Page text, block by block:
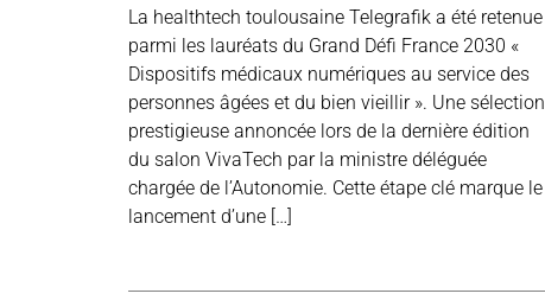
La healthtech toulousaine Telegrafik a été retenue
parmi les lauréats du Grand Défi France 2030 «
Dispositifs médicaux numériques au service des
personnes âgées et du bien vieillir ». Une sélection
prestigieuse annoncée lors de la dernière édition
du salon VivaTech par la ministre déléguée
chargée de l’Autonomie. Cette étape clé marque le
lancement d’une […]